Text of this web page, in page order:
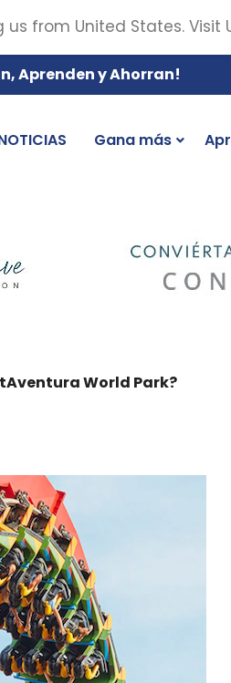
Aprenden y Ahorran!
Gana más
World Park?
from United States. Visit